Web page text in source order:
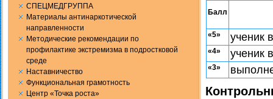
СПЕЦМЕДГРУППА
Материалы антинаркотической
направленности
Методические рекомендации по
профилактике экстремизма в подростковой
среде
Наставничество
Функциональная грамотность
Центр «Точка роста»
Балл
«5» ученик
«4» ученик
«3»